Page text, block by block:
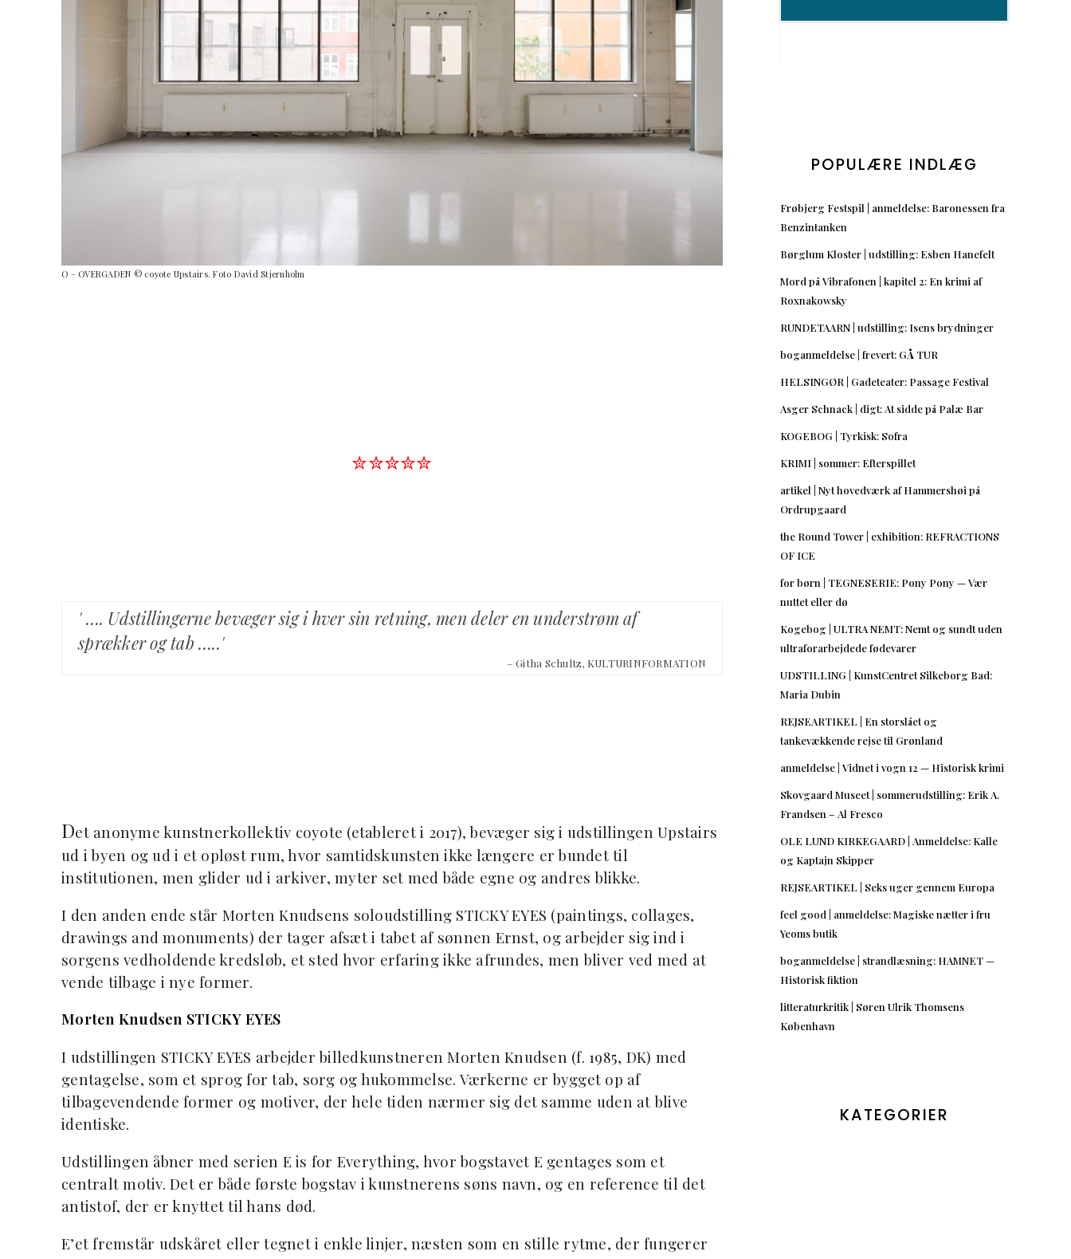
O – OVERGADEN © coyote Upstairs. Foto David Stjernholm
✮✮✮✮✮
' …. Udstillingerne bevæger sig i hver sin retning, men deler en understrøm af
sprækker og tab …..'
– Githa Schultz, KULTURINFORMATION
Det anonyme kunstnerkollektiv coyote (etableret i 2017), bevæger sig i udstillingen Upstairs
ud i byen og ud i et opløst rum, hvor samtidskunsten ikke længere er bundet til
institutionen, men glider ud i arkiver, myter set med både egne og andres blikke.
I den anden ende står Morten Knudsens soloudstilling STICKY EYES (paintings, collages,
drawings and monuments) der tager afsæt i tabet af sønnen Ernst, og arbejder sig ind i
sorgens vedholdende kredsløb, et sted hvor erfaring ikke afrundes, men bliver ved med at
vende tilbage i nye former.
Morten Knudsen STICKY EYES
I udstillingen STICKY EYES arbejder billedkunstneren Morten Knudsen (f. 1985, DK) med
gentagelse, som et sprog for tab, sorg og hukommelse. Værkerne er bygget op af
tilbagevendende former og motiver, der hele tiden nærmer sig det samme uden at blive
identiske.
Udstillingen åbner med serien E is for Everything, hvor bogstavet E gentages som et
centralt motiv. Det er både første bogstav i kunstnerens søns navn, og en reference til det
antistof, der er knyttet til hans død.
E’et fremstår udskåret eller tegnet i enkle linjer, næsten som en stille rytme, der fungerer
POPULÆRE INDLÆG
Frøbjerg Festspil | anmeldelse: Baronessen fra
Benzintanken
Børglum Kloster | udstilling: Esben Hanefelt
Mord på Vibrafonen | kapitel 2: En krimi af
Roxnakowsky
RUNDETAARN | udstilling: Isens brydninger
boganmeldelse | frevert: GÅ TUR
HELSINGØR | Gadeteater: Passage Festival
Asger Schnack | digt: At sidde på Palæ Bar
KOGEBOG | Tyrkisk: Sofra
KRIMI | sommer: Efterspillet
artikel | Nyt hovedværk af Hammershøi på
Ordrupgaard
the Round Tower | exhibition: REFRACTIONS
OF ICE
for børn | TEGNESERIE: Pony Pony — Vær
nuttet eller dø
Kogebog | ULTRA NEMT: Nemt og sundt uden
ultraforarbejdede fødevarer
UDSTILLING | KunstCentret Silkeborg Bad:
Maria Dubin
REJSEARTIKEL | En storslået og
tankevækkende rejse til Grønland
anmeldelse | Vidnet i vogn 12 — Historisk krimi
Skovgaard Museet | sommerudstilling: Erik A.
Frandsen – Al Fresco
OLE LUND KIRKEGAARD | Anmeldelse: Kalle
og Kaptajn Skipper
REJSEARTIKEL | Seks uger gennem Europa
feel good | anmeldelse: Magiske nætter i fru
Yeoms butik
boganmeldelse | strandlæsning: HAMNET —
Historisk fiktion
litteraturkritik | Søren Ulrik Thomsens
København
KATEGORIER